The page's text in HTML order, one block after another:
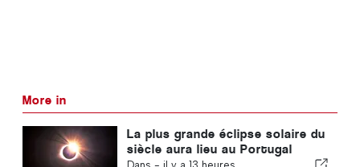
More in
La plus grande éclipse solaire du
siècle aura lieu au Portugal